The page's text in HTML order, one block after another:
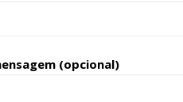
(opcional)